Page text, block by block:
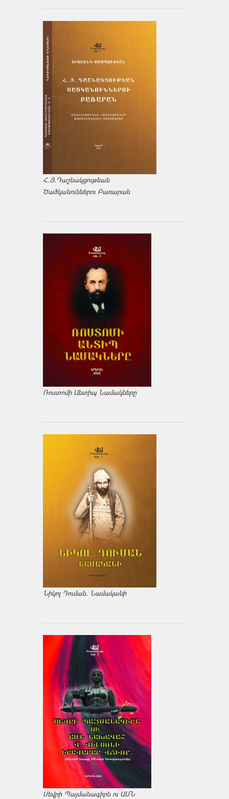
Հ.Յ.Դաշնակցութեան
Ծածկանուններու Բառարան
Ռոստոմի Անտիպ Նամակները
Նիկոլ Դուման. Նամականի
Սեվրի Պայմանագիրն ու ԱՄՆ